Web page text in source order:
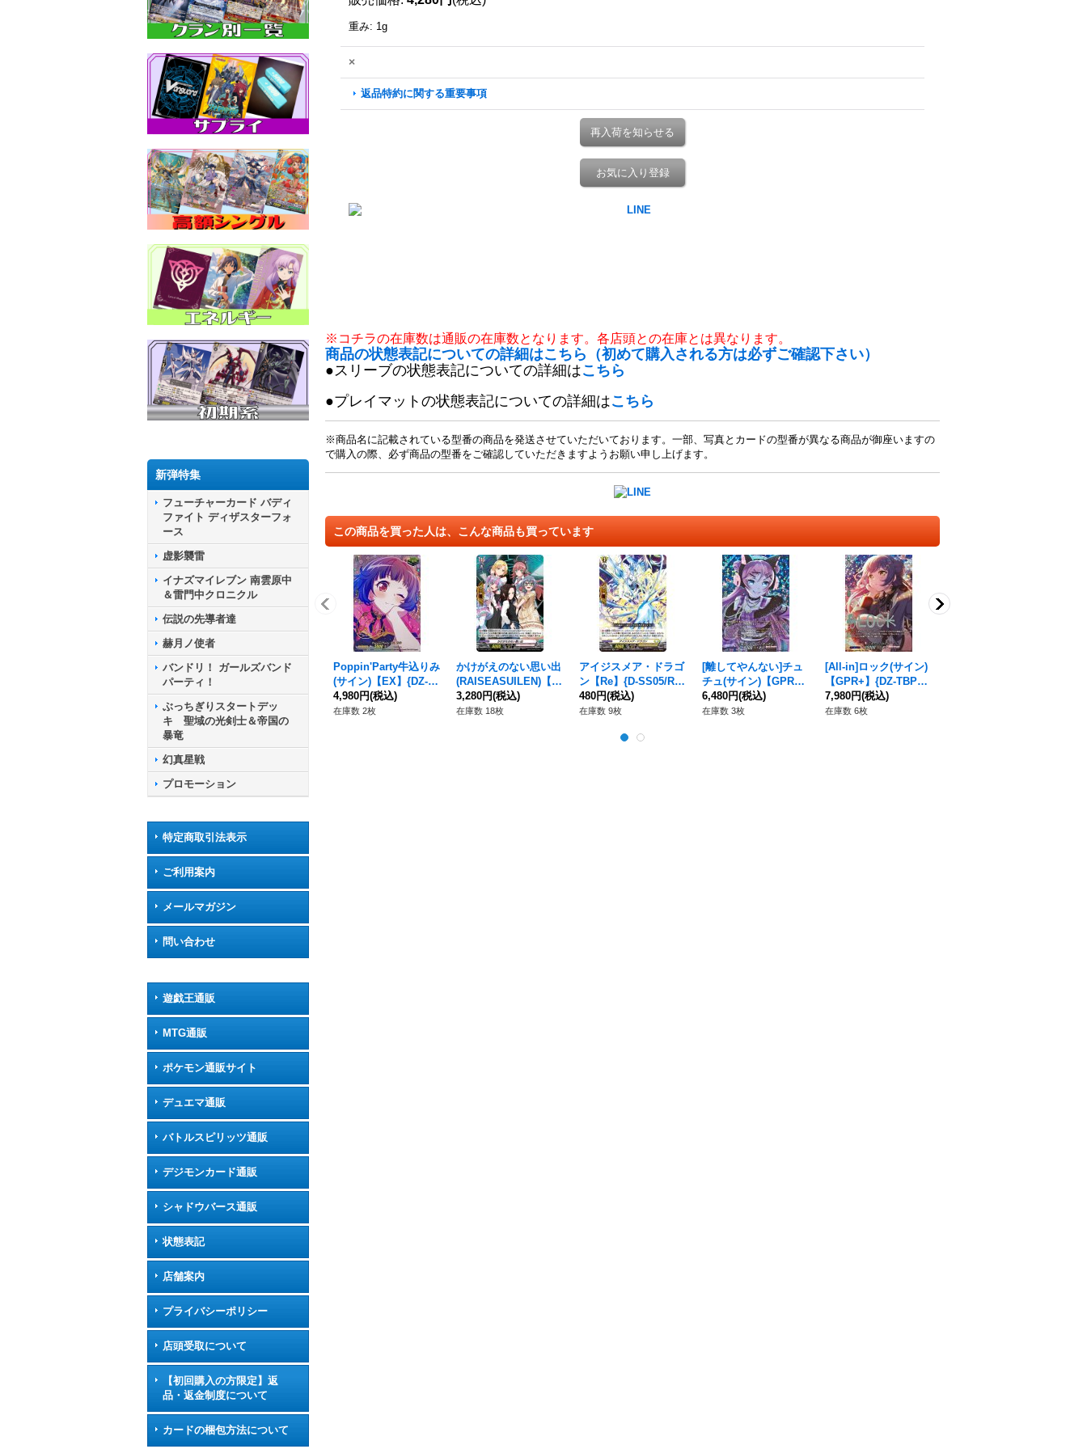
新弾特集
フューチャーカード バディ
ファイト ディザスターフォ
ース
虚影襲雷
イナズマイレブン 南雲原中
＆雷門中クロニクル
伝説の先導者達
赫月ノ使者
バンドリ！ ガールズバンド
パーティ！
ぶっちぎりスタートデッ
キ 聖域の光剣士＆帝国の
暴竜
幻真星戦
プロモーション
特定商取引法表示
ご利用案内
メールマガジン
問い合わせ
遊戯王通販
MTG通販
ポケモン通販サイト
デュエマ通販
バトルスピリッツ通販
デジモンカード通販
シャドウバース通販
状態表記
店舗案内
プライバシーポリシー
店頭受取について
【初回購入の方限定】返
品・返金制度について
カードの梱包方法について
重み: 1g
×
返品特約に関する重要事項
再入荷を知らせる
お気に入り登録
※コチラの在庫数は通販の在庫数となります。各店頭との在庫とは異なります。
商品の状態表記についての詳細はこちら（初めて購入される方は必ずご確認下さい）
●スリーブの状態表記についての詳細はこちら
●プレイマットの状態表記についての詳細はこちら
※商品名に記載されている型番の商品を発送させていただいております。一部、写真とカードの型番が異なる商品が御座いますの
で購入の際、必ず商品の型番をご確認していただきますようお願い申し上げます。
この商品を買った人は、こんな商品も買っています
Poppin'Party牛込りみ
(サイン)【EX】{DZ-B
T02/EX03S}《その
他》
4,980円(税込)
在庫数 2枚
かけがえのない思い出
(RAISEASUILEN)【P
R】{D-PR/1642}《Ban
GDream!》
3,280円(税込)
在庫数 18枚
アイジスメア・ドラゴ
ン【Re】{D-SS05/Re2
3}《ケテルサンクチュ
アリ》
480円(税込)
在庫数 9枚
[離してやんない]チュ
チュ(サイン)【GPR
+】{DZ-TBP01/GPR+
35}《BanGDream!》
6,480円(税込)
在庫数 3枚
[All-in]ロック(サイン)
【GPR+】{DZ-TBP01/
GPR+32}《BanGDrea
m!》
7,980円(税込)
在庫数 6枚